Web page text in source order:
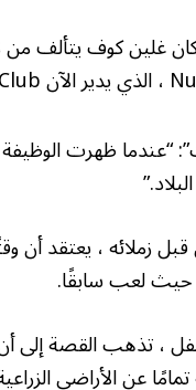
قبل زملائه ، يعتقد
حيث لعب سابقًا.
عن الأراضي